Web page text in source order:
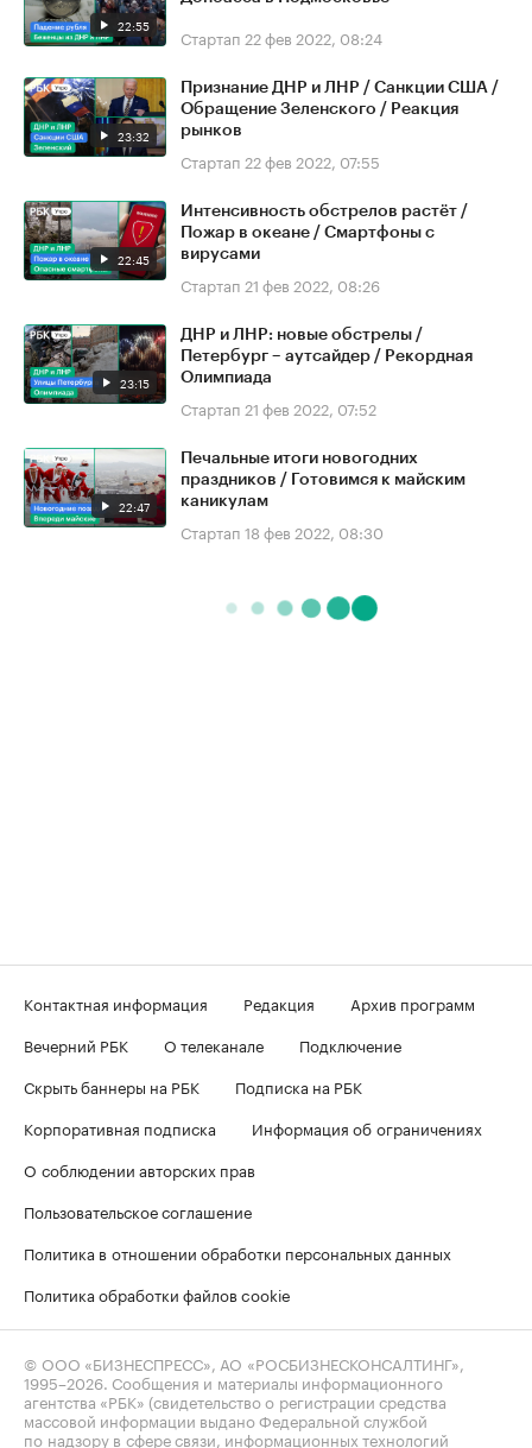
22:55 Стартап 22 фев 2022, 08:24
23:32
Признание ДНР и ЛНР / Санкции США /
Обращение Зеленского / Реакция
рынков
Стартап 22 фев 2022, 07:55
22:45
Интенсивность обстрелов растёт /
Пожар в океане / Смартфоны с
вирусами
Стартап 21 фев 2022, 08:26
23:15
ДНР и ЛНР: новые обстрелы /
Петербург – аутсайдер / Рекордная
Олимпиада
Стартап 21 фев 2022, 07:52
22:47
Печальные итоги новогодних
праздников / Готовимся к майским
каникулам
Стартап 18 фев 2022, 08:30
Контактная информация Редакция
Архив программ
Вечерний РБК
О телеканале
Подключение
Скрыть баннеры на РБК
Подписка на РБК
Корпоративная подписка
Информация об ограничениях
О соблюдении авторских прав
Пользовательское соглашение
Политика в отношении обработки персональных данных
Политика обработки файлов cookie
© ООО «БИЗНЕСПРЕСС», АО «РОСБИЗНЕСКОНСАЛТИНГ»,
1995–2026 . Сообщения и материалы информационного
агентства «РБК» (свидетельство о регистрации средства
массовой информации выдано Федеральной службой
по надзору в сфере связи, информационных технологий